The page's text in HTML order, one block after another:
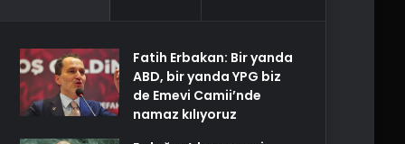
Fatih Erbakan: Bir yanda
ABD, bir yanda YPG biz
de Emevi Camii’nde
namaz kılıyoruz